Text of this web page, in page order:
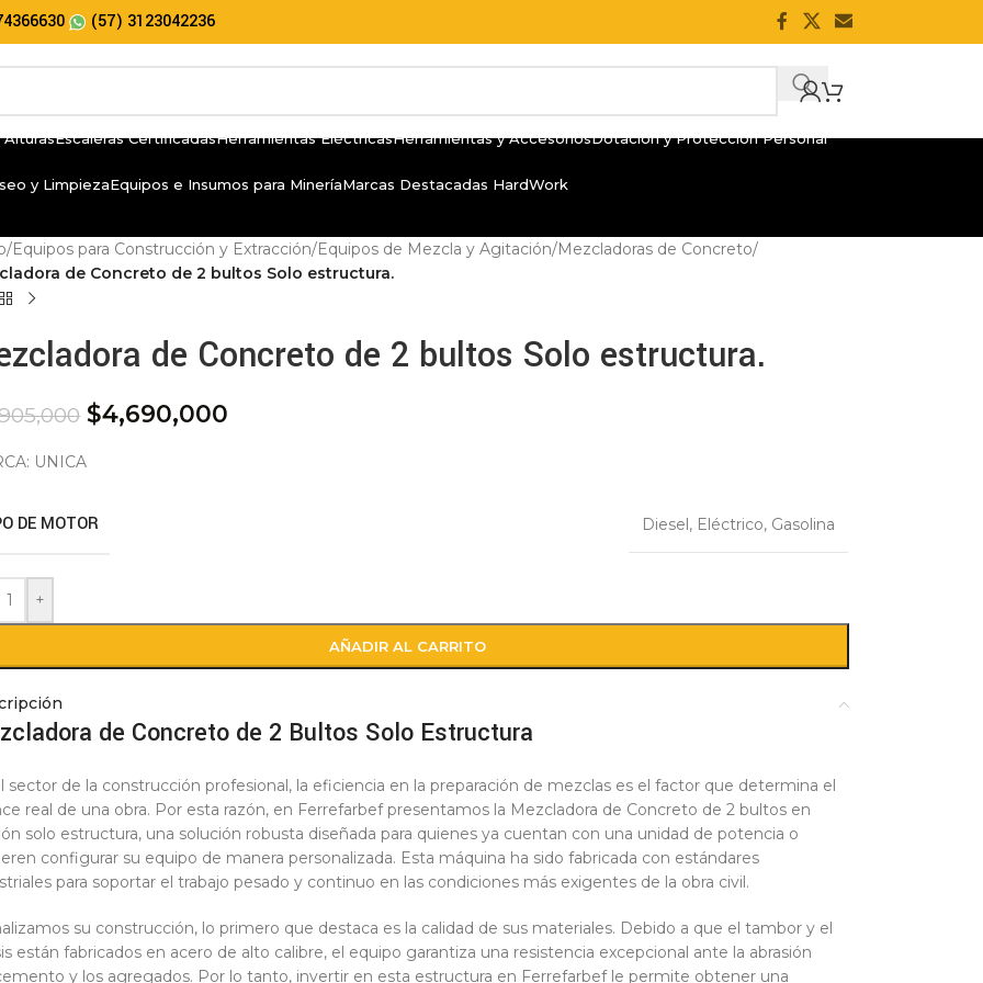
(57) 3123042236
Escaleras CertificadasHerramientas EléctricasHerramientas y AccesoriosDotación y Protección Personal
y LimpiezaEquipos e Insumos para MineríaMarcas Destacadas HardWork
/Equipos para Construcción y Extracción/Equipos de Mezcla y Agitación/Mezcladoras de Concreto/
de Concreto de 2 bultos Solo estructura.
de Concreto de 2 bultos Solo estructura.
$4,690,000
UNICA
DE MOTOR Diesel, Eléctrico, Gasolina
+
AÑADIR AL CARRITO
de Concreto de 2 Bultos Solo Estructura
sector de la construcción profesional, la eficiencia en la preparación de mezclas es el factor que determina el
real de una obra. Por esta razón, en Ferrefarbef presentamos la Mezcladora de Concreto de 2 bultos en
solo estructura, una solución robusta diseñada para quienes ya cuentan con una unidad de potencia o
configurar su equipo de manera personalizada. Esta máquina ha sido fabricada con estándares
para soportar el trabajo pesado y continuo en las condiciones más exigentes de la obra civil.
su construcción, lo primero que destaca es la calidad de sus materiales. Debido a que el tambor y el
están fabricados en acero de alto calibre, el equipo garantiza una resistencia excepcional ante la abrasión
y los agregados. Por lo tanto, invertir en esta estructura en Ferrefarbef le permite obtener una